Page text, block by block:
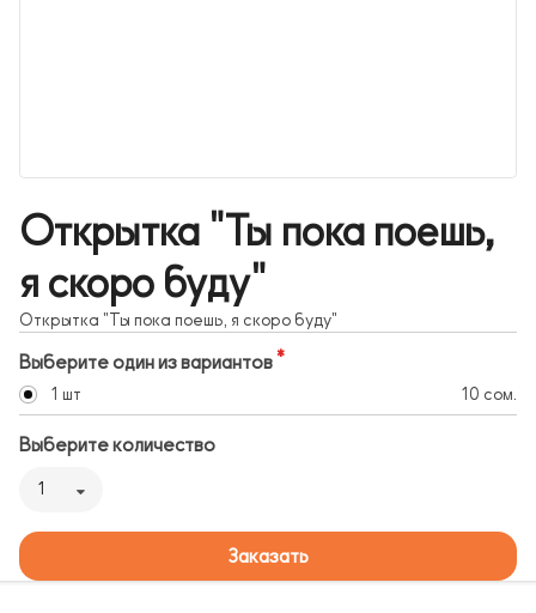
Открытка "Ты пока поешь,
я скоро буду"
Открытка "Ты пока поешь, я скоро буду"
Выберите один из вариантов
1 шт 10 сом.
Выберите количество
1
Заказать